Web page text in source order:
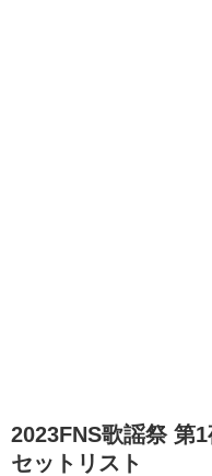
2023FNS歌謡祭 第
セットリスト